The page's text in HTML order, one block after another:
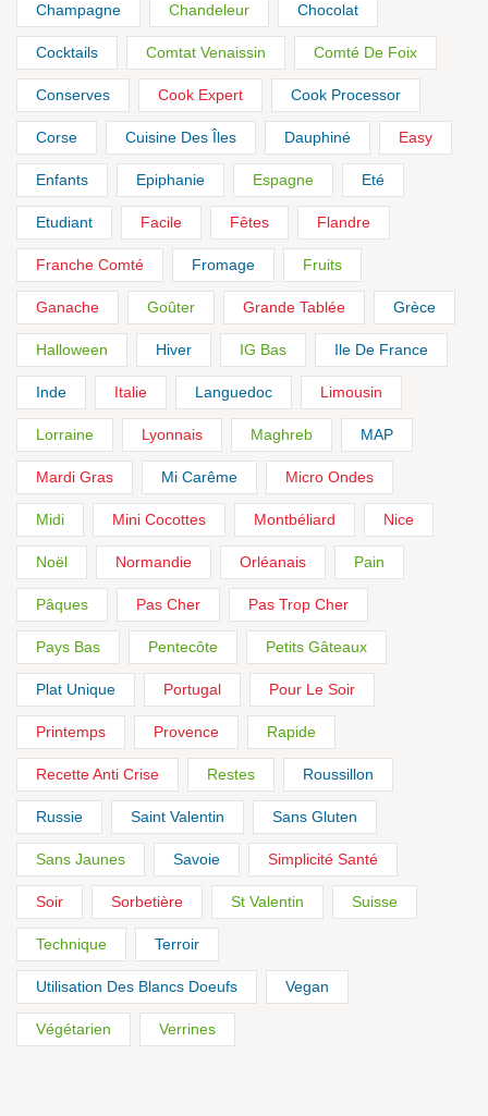
Champagne Chandeleur Chocolat
Cocktails Comtat Venaissin Comté De Foix
Conserves Cook Expert Cook Processor
Corse Cuisine Des Îles Dauphiné Easy
Enfants Epiphanie Espagne Eté
Etudiant Facile Fêtes Flandre
Franche Comté Fromage Fruits
Ganache Goûter Grande Tablée Grèce
Halloween Hiver IG Bas Ile De France
Inde Italie Languedoc Limousin
Lorraine Lyonnais Maghreb MAP
Mardi Gras Mi Carême Micro Ondes
Midi Mini Cocottes Montbéliard Nice
Noël Normandie Orléanais Pain
Pâques Pas Cher Pas Trop Cher
Pays Bas Pentecôte Petits Gâteaux
Plat Unique Portugal Pour Le Soir
Printemps Provence Rapide
Recette Anti Crise Restes Roussillon
Russie Saint Valentin Sans Gluten
Sans Jaunes Savoie Simplicité Santé
Soir Sorbetière St Valentin Suisse
Technique Terroir
Utilisation Des Blancs Doeufs Vegan
Végétarien Verrines